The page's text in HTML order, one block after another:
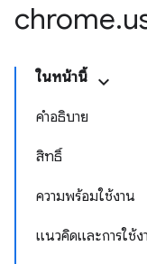
chrome.
ในหน้านี้
คำอธิบาย
สิทธิ์
ความพร้อมใช้งาน
แนวคิดและการใช้ง